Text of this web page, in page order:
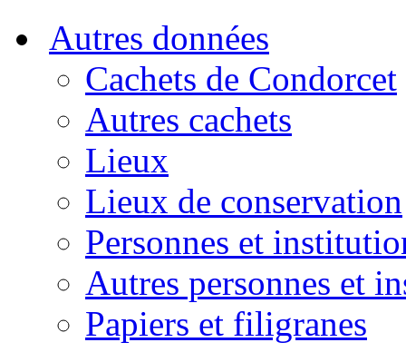
Autres données
Cachets de Condorcet
Autres cachets
Lieux
Lieux de conservation
Personnes et
Autres personnes et
Papiers et filigranes